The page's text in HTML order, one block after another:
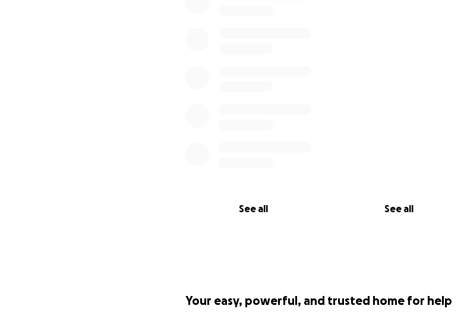
See all See all
Your easy, powerful, and trusted home for help